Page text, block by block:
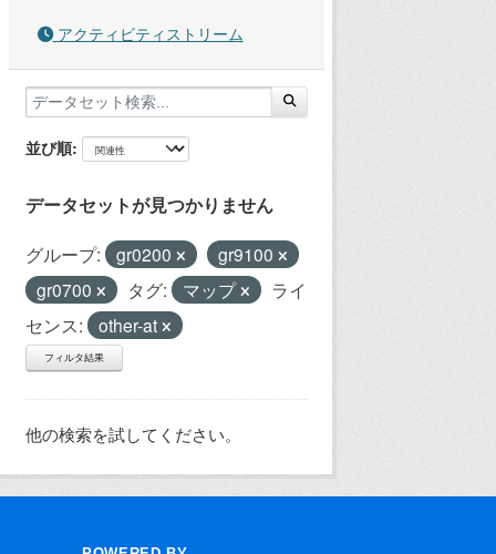
アクティビティストリーム
並び順
データセットが見つかりません
グループ: gr0200
gr9100
gr0700
タグ: マップ
ライ
センス:
other-at
フィルタ結果
他の検索を試してください。